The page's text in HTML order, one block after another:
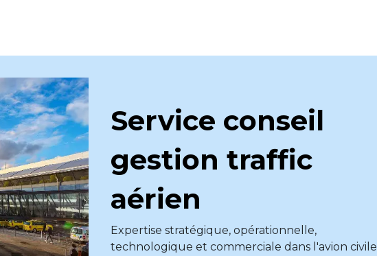
Service conseil
gestion traffic
aérien
Expertise stratégique, opérationnelle,
technologique et commerciale dans l'avion civile